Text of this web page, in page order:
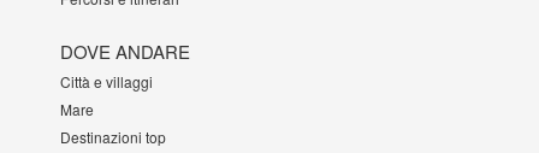
DOVE ANDARE
Città e villaggi
Mare
Destinazioni top